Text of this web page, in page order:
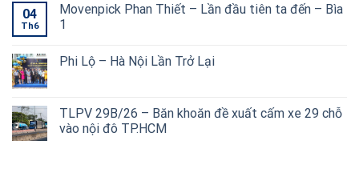
04
Th6
Movenpick Phan Thiết – Lần đầu tiên ta đến – Bìa
1
Phi Lộ – Hà Nội Lần Trở Lại
TLPV 29B/26 – Băn khoăn đề xuất cấm xe 29 chỗ
vào nội đô TP.HCM